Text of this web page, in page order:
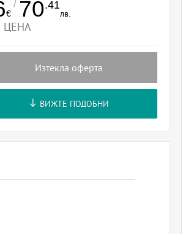
€
/ 70.41
лв.
ЦЕНА
Изтекла оферта
ВИЖТЕ ПОДОБНИ